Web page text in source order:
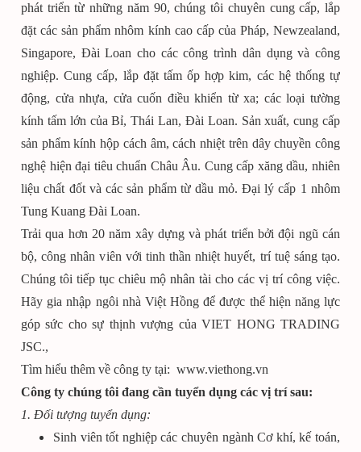
phát triển từ những năm 90, chúng tôi chuyên cung cấp, lắp
đặt các sản phẩm nhôm kính cao cấp của Pháp, Newzealand,
Singapore, Đài Loan cho các công trình dân dụng và công
nghiệp. Cung cấp, lắp đặt tấm ốp hợp kim, các hệ thống tự
động, cửa nhựa, cửa cuốn điều khiển từ xa; các loại tường
kính tấm lớn của Bỉ, Thái Lan, Đài Loan. Sản xuất, cung cấp
sản phẩm kính hộp cách âm, cách nhiệt trên dây chuyền công
nghệ hiện đại tiêu chuẩn Châu Âu. Cung cấp xăng dầu, nhiên
liệu chất đốt và các sản phẩm từ dầu mỏ. Đại lý cấp 1 nhôm
Tung Kuang Đài Loan.
Trải qua hơn 20 năm xây dựng và phát triển bởi đội ngũ cán
bộ, công nhân viên với tinh thần nhiệt huyết, trí tuệ sáng tạo.
Chúng tôi tiếp tục chiêu mộ nhân tài cho các vị trí công việc.
Hãy gia nhập ngôi nhà Việt Hồng để được thể hiện năng lực
góp sức cho sự thịnh vượng của VIET HONG TRADING
JSC.,
Tìm hiểu thêm về công ty tại: www.viethong.vn
Công ty chúng tôi đang cần tuyển dụng các vị trí sau:
1. Đối tượng tuyển dụng:
Sinh viên tốt nghiệp các chuyên ngành Cơ khí, kế toán,